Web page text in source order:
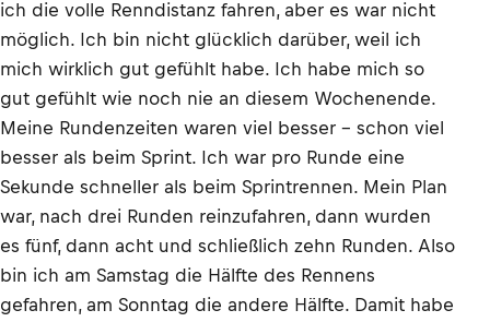
ich die volle Renndistanz fahren, aber es war nicht
möglich. Ich bin nicht glücklich darüber, weil ich
mich wirklich gut gefühlt habe. Ich habe mich so
gut gefühlt wie noch nie an diesem Wochenende.
Meine Rundenzeiten waren viel besser – schon viel
besser als beim Sprint. Ich war pro Runde eine
Sekunde schneller als beim Sprintrennen. Mein Plan
war, nach drei Runden reinzufahren, dann wurden
es fünf, dann acht und schließlich zehn Runden. Also
bin ich am Samstag die Hälfte des Rennens
gefahren, am Sonntag die andere Hälfte. Damit habe